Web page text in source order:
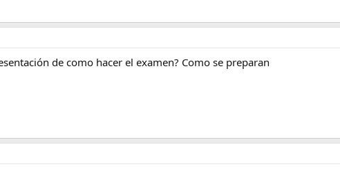
de como hacer el examen? Como se preparan